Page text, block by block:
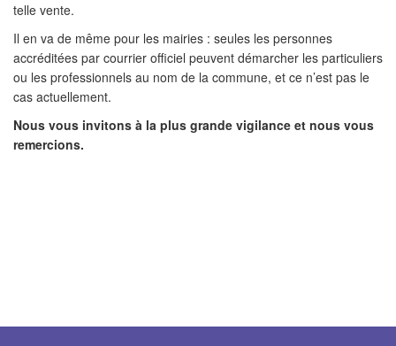
telle vente.
Il en va de même pour les mairies : seules les personnes
accréditées par courrier officiel peuvent démarcher les particuliers
ou les professionnels au nom de la commune, et ce n’est pas le
cas actuellement.
Nous vous invitons à la plus grande vigilance et nous vous
remercions.